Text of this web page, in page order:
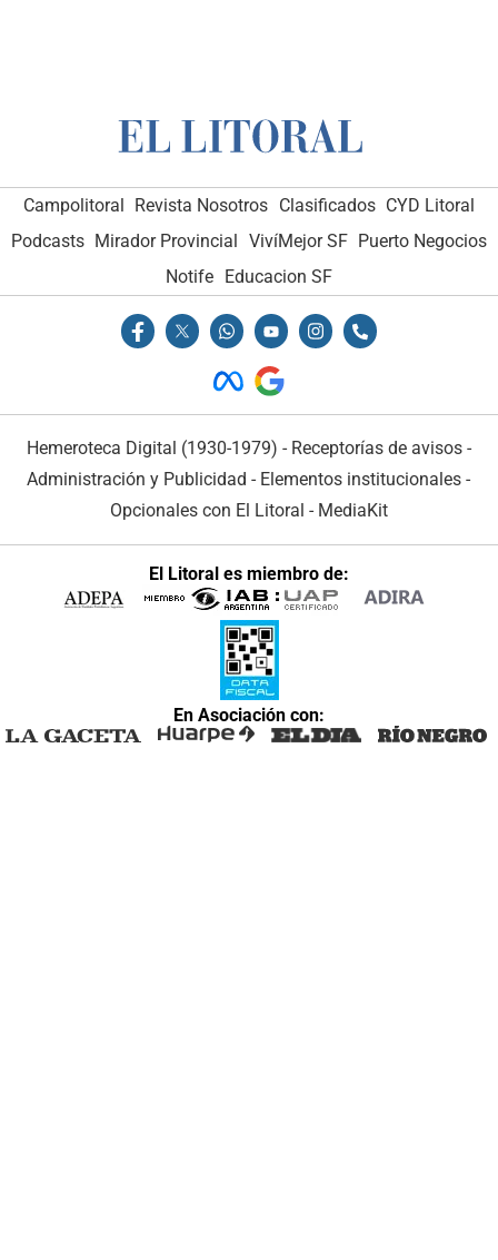
Campolitoral Revista Nosotros Clasificados CYD Litoral
Podcasts Mirador Provincial VivíMejor SF Puerto Negocios
Notife
Educacion SF
Hemeroteca Digital (1930-1979) - Receptorías de avisos -
Administración y Publicidad - Elementos institucionales -
Opcionales con El Litoral - MediaKit
El Litoral es miembro de:
En Asociación con: